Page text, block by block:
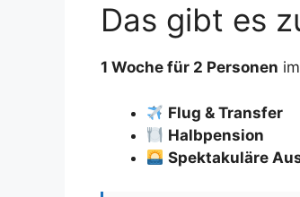
Das gibt es
1 Woche für 2 Personen
Flug & Transfer
Halbpension
Spektakuläre